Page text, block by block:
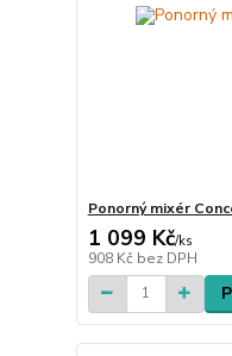
Ponorný mixér
1 099 Kč/ks
908 Kč bez DPH